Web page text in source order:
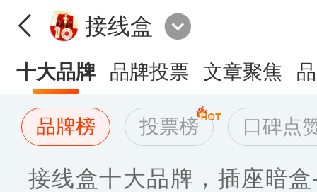
接线盒
十大品牌 品牌投票 文章聚焦
品牌榜 投票榜 口碑点
接线盒十大品牌，插座暗